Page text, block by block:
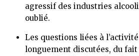
agressif des industries
oublié.
Les questions liées à
longuement discutées, du fait